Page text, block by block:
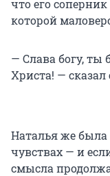
что его
которой
— Слава богу, ты
Христа! —
Наталья же была
чувствах — и
смысла